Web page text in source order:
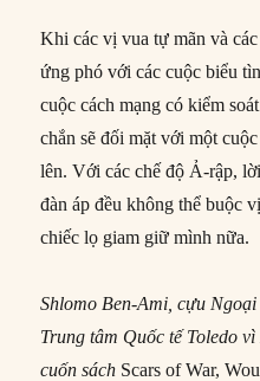
Khi các vị vua tự mãn và
ứng phó với các cuộc biểu
cuộc cách mạng có kiểm
chắn sẽ đối mặt với một
lên. Với các chế độ Ả-rập,
đàn áp đều không thể buộc
chiếc lọ giam giữ mình nữa.
Shlomo Ben-Ami, cựu
Trung tâm Quốc tế Toledo
cuốn sách Scars of War,